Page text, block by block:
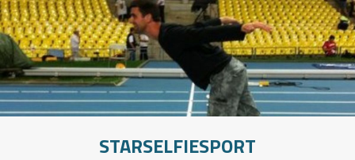
STARSELFIESPORT